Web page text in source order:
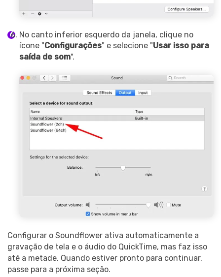
No canto inferior esquerdo da janela, clique no
ícone "Configurações" e selecione "Usar isso para
saída de som".
Configurar o Soundflower ativa automaticamente a
gravação de tela e o áudio do QuickTime, mas faz isso
até a metade. Quando estiver pronto para continuar,
passe para a próxima seção.